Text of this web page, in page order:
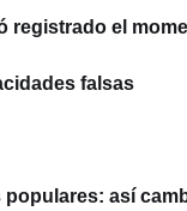
registrado el
falsas
así